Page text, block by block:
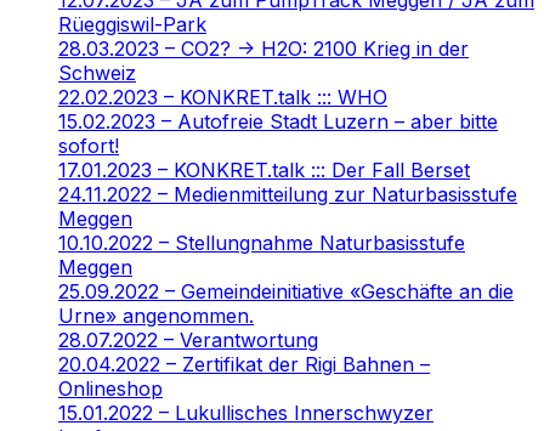
Rüeggiswil-Park
28.03.2023 – CO2? -> H2O: 2100 Krieg in der
Schweiz
22.02.2023 – KONKRET.talk ::: WHO
15.02.2023 – Autofreie Stadt Luzern – aber bitte
sofort!
17.01.2023 – KONKRET.talk ::: Der Fall Berset
24.11.2022 – Medienmitteilung zur Naturbasisstufe
Meggen
10.10.2022 – Stellungnahme Naturbasisstufe
Meggen
25.09.2022 – Gemeindeinitiative «Geschäfte an die
Urne» angenommen.
28.07.2022 – Verantwortung
20.04.2022 – Zertifikat der Rigi Bahnen –
Onlineshop
15.01.2022 – Lukullisches Innerschwyzer